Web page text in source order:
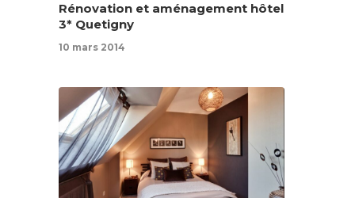
Rénovation et aménagement hôtel
3* Quetigny
10 mars 2014